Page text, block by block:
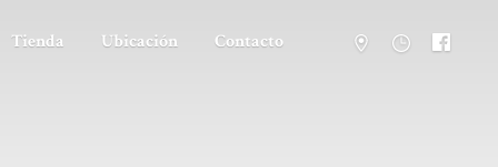
Tienda Ubicación Contacto